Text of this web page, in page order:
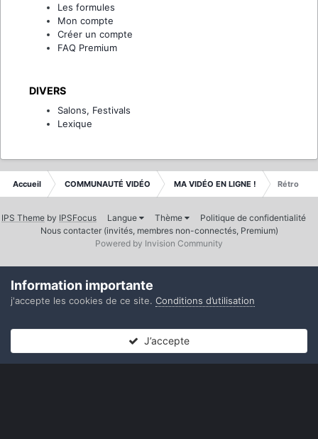
Les formules
Mon compte
Créer un compte
FAQ Premium
DIVERS
Salons, Festivals
Lexique
Accueil COMMUNAUTÉ VIDÉO MA VIDÉO EN LIGNE ! Rétro
IPS Theme by IPSFocus Langue Thème
Politique de confidentialité
Nous contacter (invités, membres non-connectés, Premium)
Powered by Invision Community
Information importante
j'accepte les cookies de ce site. Conditions d’utilisation
J’accepte